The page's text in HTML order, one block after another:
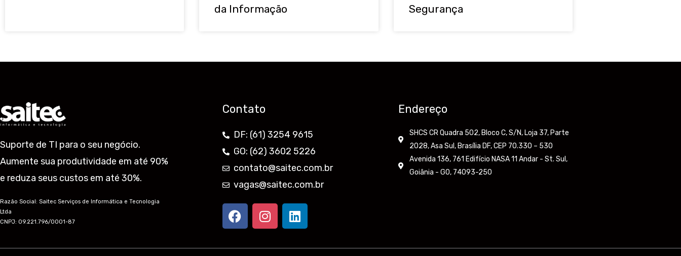
da Informação
Segurança
Suporte de TI para o seu negócio.
Aumente sua produtividade em até 90%
e reduza seus custos em até 30%.
Razão Social: Saitec Serviços de Informática e Tecnologia
Ltda
CNPJ: 09.221.796/0001-87
Contato
DF: (61) 3254 9615
GO: (62) 3602 5226
contato@saitec.com.br
vagas@saitec.com.br
F
a
e
I
n
t
L
i
k
Endereço
SHCS CR Quadra 502, Bloco C, S/N, Loja 37, Parte
2028, Asa Sul, Brasília DF, CEP 70.330 – 530
Avenida 136, 761 Edifício NASA 11 Andar - St. Sul,
Goiânia - GO, 74093-250